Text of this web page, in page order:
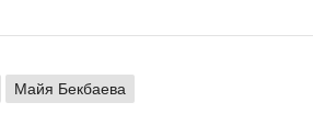
Майя Бекбаева